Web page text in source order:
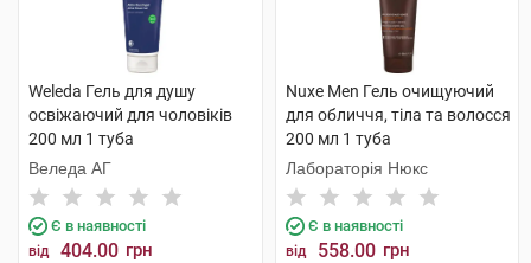
Weleda Гель для душу
освіжаючий для чоловіків
200 мл 1 туба
Веледа АГ
Є в наявності
від 404.00 грн
Nuxe Men Гель очищуючий
для обличчя, тіла та волосся
200 мл 1 туба
Лабораторія Нюкс
Є в наявності
від 558.00 грн